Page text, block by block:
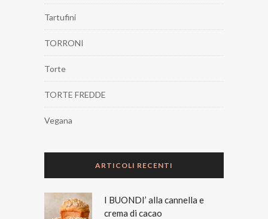
Tartufini
TORRONI
Torte
TORTE FREDDE
Vegana
ARTICOLI RECENTI
I BUONDI’ alla cannella e
crema di cacao